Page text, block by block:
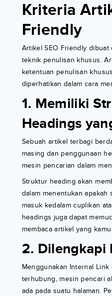
Kriteria
Friendly
Artikel SEO Friendly dibuat
teknik penulisan khusus.
ketentuan penulisan
diperhatikan dalam cara
1. Memiliki
Headings
Sebuah artikel terbagi
masing dan penggunaan
mesin pencarian dalam
Struktur heading akan
dalam menentukan
masuk kedalam cuplikan
headings juga dapat
membaca artikel yang
2. Dilengkapi
Menggunakan Internal
terhubung, mesin pencari
ada pada suatu halaman.